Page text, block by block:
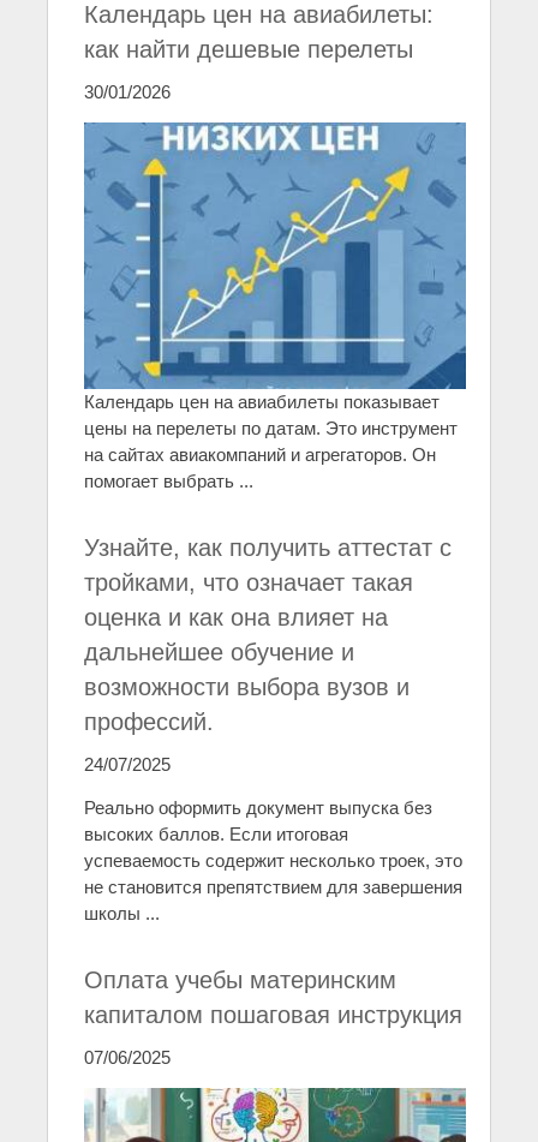
Календарь цен на авиабилеты:
как найти дешевые перелеты
30/01/2026
Календарь цен на авиабилеты показывает
цены на перелеты по датам. Это инструмент
на сайтах авиакомпаний и агрегаторов. Он
помогает выбрать ...
Узнайте, как получить аттестат с
тройками, что означает такая
оценка и как она влияет на
дальнейшее обучение и
возможности выбора вузов и
профессий.
24/07/2025
Реально оформить документ выпуска без
высоких баллов. Если итоговая
успеваемость содержит несколько троек, это
не становится препятствием для завершения
школы ...
Оплата учебы материнским
капиталом пошаговая инструкция
07/06/2025